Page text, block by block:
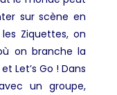
sur scène en
Ziquettes, on
on branche la
Let’s Go ! Dans
un groupe,